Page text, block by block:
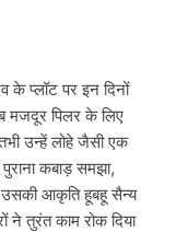
के प्लॉट पर इन दिनों
मजदूर पिलर के लिए
उन्हें लोहे जैसी एक
कबाड़ समझा,
आकृति हूबहू सैन्य
तुरंत काम रोक दिया